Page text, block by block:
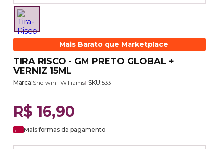
Mais Barato que Marketplace
TIRA RISCO - GM PRETO GLOBAL +
VERNIZ 15ML
Marca:Sherwin- Wiliiams SKU:533
R$ 16,90
Mais formas de pagamento